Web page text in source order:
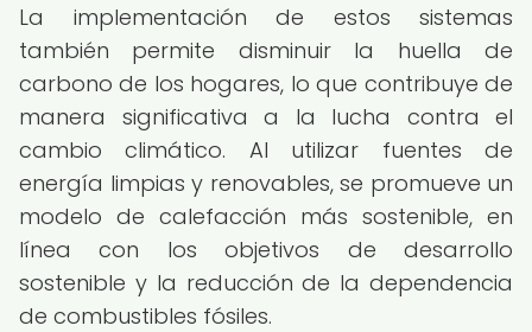
La implementación de estos sistemas
también permite disminuir la huella de
carbono de los hogares, lo que contribuye de
manera significativa a la lucha contra el
cambio climático. Al utilizar fuentes de
energía limpias y renovables, se promueve un
modelo de calefacción más sostenible, en
línea con los objetivos de desarrollo
sostenible y la reducción de la dependencia
de combustibles fósiles.